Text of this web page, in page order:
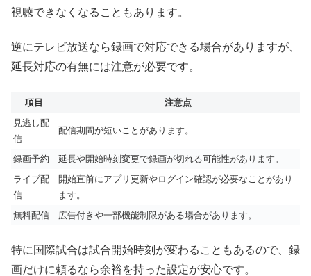
視聴できなくなることもあります。
逆にテレビ放送なら録画で対応できる場合がありますが、
延長対応の有無には注意が必要です。
項目
注意点
見逃し配
信
配信期間が短いことがあります。
録画予約
延長や開始時刻変更で録画が切れる可能性があります。
ライブ配
信
開始直前にアプリ更新やログイン確認が必要なことがあり
ます。
無料配信
広告付きや一部機能制限がある場合があります。
特に国際試合は試合開始時刻が変わることもあるので、録
画だけに頼るなら余裕を持った設定が安心です。